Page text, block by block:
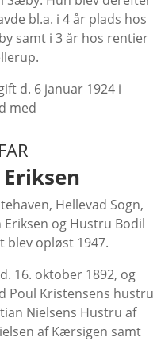
bl.a. i 4 år plads hos
samt i 3 år hos rentier
d. 6 januar 1924 i
med
Hellevad Sogn,
og Hustru Bodil
blev opløst 1947.
16. oktober 1892, og
Poul Kristensens hustru
Nielsens Hustru af
af Kærsigen samt